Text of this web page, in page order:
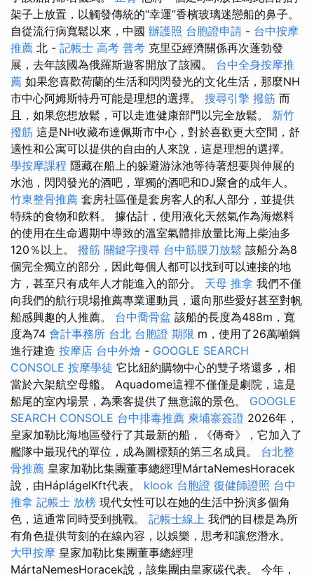
架子上放置，以觸發傳統的“幸運”香檳玻璃迷戀船的鼻子。
自從流行病寬鬆以來，中國 辦護照 台胞證申請 - 台中按摩
推薦 北 - 記帳士 高考 普考 克里亞經濟關係再次蓬勃發
展，去年該國為俄羅斯遊客開放了該國。 台中全身按摩推
薦 如果您喜歡荷蘭的生活和閃閃發光的文化生活，那麼NH
市中心阿姆斯特丹可能是理想的選擇。 搜尋引擎 撥筋 而
且，如果您想放鬆，可以走進健康部門以完全放鬆。 新竹
撥筋 這是NH收藏布達佩斯市中心，對於喜歡更大空間，舒
適性和公寓可以提供的自由的人來說，這是理想的選擇。
學按摩課程 隱藏在船上的躲避游泳池等待著想要與伸展的
水池，閃閃發光的酒吧，單獨的酒吧和DJ聚會的成年人。
竹東整骨推薦 套房社區僅是套房客人的私人部分，並提供
特殊的食物和飲料。 據估計，使用液化天然氣作為海燃料
的使用在生命週期中導致的溫室氣體排放量比海上柴油多
120％以上。 撥筋 關鍵字搜尋 台中筋膜刀放鬆 該船分為8
個完全獨立的部分，因此每個人都可以找到可以連接的地
方，甚至只有成年人才能進入的部分。 天母 推拿 我們不僅
向我們的航行現場推薦專業運動員，還向那些愛好甚至對帆
船感興趣的人推薦。 台中喬骨盆 該船的長度為488m，寬
度為74 會計事務所 台北 台胞證 期限 m，使用了26萬噸鋼
進行建造 按摩店 台中外燴 - GOOGLE SEARCH
CONSOLE 按摩學徒 它比紐約購物中心的雙子塔還多，相
當於六架航空母艦。 Aquadome這裡不僅僅是劇院，這是
船尾的室內場景，為乘客提供了無意識的景色。 GOOGLE
SEARCH CONSOLE 台中排毒推薦 柬埔寨簽證 2026年，
皇家加勒比海地區發行了其最新的船，《傳奇》，它加入了
艦隊中最現代的單位，成為圖標類的第三名成員。 台北整
骨推薦 皇家加勒比集團董事總經理MártaNemesHoracek
說，由HáplágelKft代表。 klook 台胞證 復健師證照 台中
推拿 記帳士 放榜 現代女性可以在她的生活中扮演多個角
色，這通常同時受到挑戰。 記帳士線上 我們的目標是為所
有角色提供苛刻的在線內容，以娛樂，思考和讓您潛水。
大甲按摩 皇家加勒比集團董事總經理
MártaNemesHoracek說，該集團由皇家碳代表。 今年，